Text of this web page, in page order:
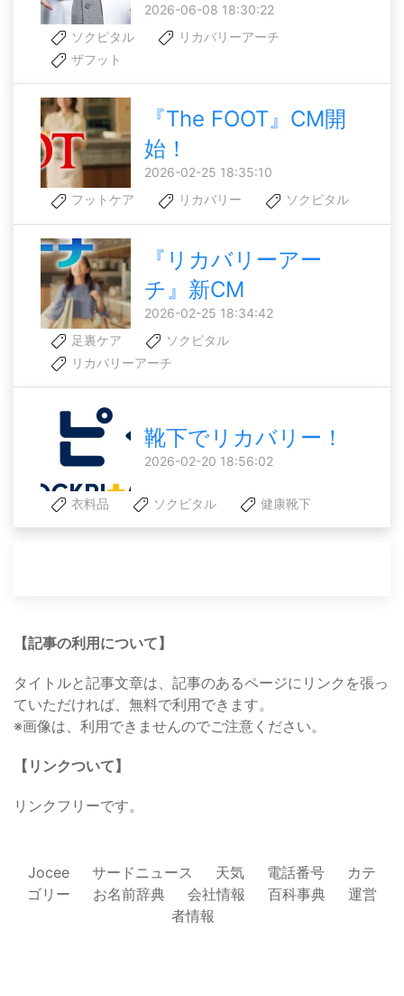
2026-06-08 18:30:22
ソクピタル
リカバリーアーチ
ザフット
『The FOOT』CM開
始！
2026-02-25 18:35:10
フットケア
リカバリー ソクピタル
『リカバリーアー
チ』新CM
2026-02-25 18:34:42
足裏ケア
ソクピタル
リカバリーアーチ
靴下でリカバリー！
2026-02-20 18:56:02
衣料品 ソクピタル 健康靴下
【記事の利用について】
タイトルと記事文章は、記事のあるページにリンクを張っ
ていただければ、無料で利用できます。
※画像は、利用できませんのでご注意ください。
【リンクついて】
リンクフリーです。
Jocee サードニュース 天気 電話番号
カテ
ゴリー
お名前辞典 会社情報 百科事典
運営
者情報